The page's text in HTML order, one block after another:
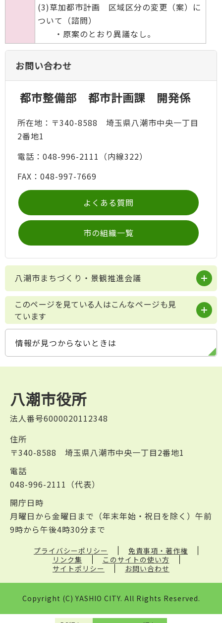
(3)草加都市計画 区域区分の変更（案）に
ついて（諮問）
・原案のとおり異議なし。
お問い合わせ
都市整備部 都市計画課 開発係
所在地：〒340-8588 埼玉県八潮市中央一丁目
2番地1
電話：048-996-2111（内線322）
FAX：048-997-7669
よくある質問
市の組織一覧
八潮市まちづくり・景観推進会議
このページを見ている人はこんなページも見
ています
情報が見つからないときは
八潮市役所
法人番号6000020112348
住所
〒340-8588 埼玉県八潮市中央一丁目2番地1
電話
048-996-2111（代表）
開庁日時
月曜日から金曜日まで（年末年始・祝日を除く）午前
9時から午後4時30分まで
プライバシーポリシー
免責事項・著作権
リンク集
このサイトの使い方
サイトポリシー
お問い合わせ
Copyright (C) YASHIO CITY. All Rights Reserved.